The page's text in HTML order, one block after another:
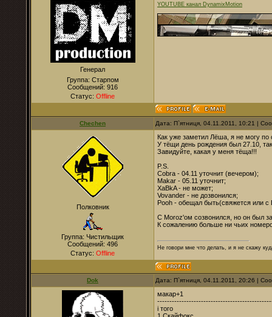
Генерал
Группа: Старпом
Сообщений: 916
Статус: Offline
YOUTUBE канал DynamixMotion
Chechen Дата: П`ятниця, 04.11.2011, 10:21 |
Полковник
Группа: Чистильщик
Сообщений: 496
Статус: Offline
Как уже заметил Лёша, я не могу
У тёщи день рождения был 27.10,
Завидуйте, какая у меня тёща!!!
P.S.
Cobra - 04.11 уточнит (вечером);
Makar - 05.11 уточнит;
XaBkA - не может;
Vovander - не дозвонился;
Pooh - обещал быть(свяжется или
С Moroz'ом созвонился, но он был
К сожалению больше ни чьих
Не говори мне что делать, и я не скажу
Dok Дата: П`ятниця, 04.11.2011, 20:26 |
макар+1
і того